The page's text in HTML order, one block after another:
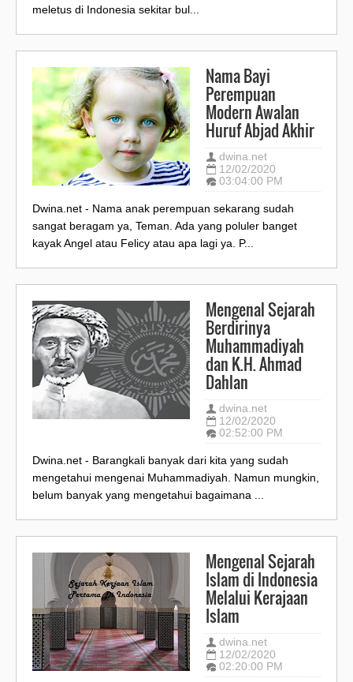
meletus di Indonesia sekitar bul...
Nama Bayi
Perempuan
Modern Awalan
Huruf Abjad Akhir
dwina.net
12/02/2020
03:04:00 PM
Dwina.net - Nama anak perempuan sekarang sudah
sangat beragam ya, Teman. Ada yang poluler banget
kayak Angel atau Felicy atau apa lagi ya. P...
Mengenal Sejarah
Berdirinya
Muhammadiyah
dan K.H. Ahmad
Dahlan
dwina.net
12/02/2020
02:52:00 PM
Dwina.net - Barangkali banyak dari kita yang sudah
mengetahui mengenai Muhammadiyah. Namun mungkin,
belum banyak yang mengetahui bagaimana ...
Mengenal Sejarah
Islam di Indonesia
Melalui Kerajaan
Islam
dwina.net
12/02/2020
02:20:00 PM